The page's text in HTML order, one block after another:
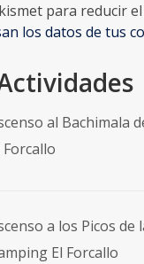
para reducir el
los datos de tus
al Bachimala
Forcallo
a los Picos de
El Forcallo